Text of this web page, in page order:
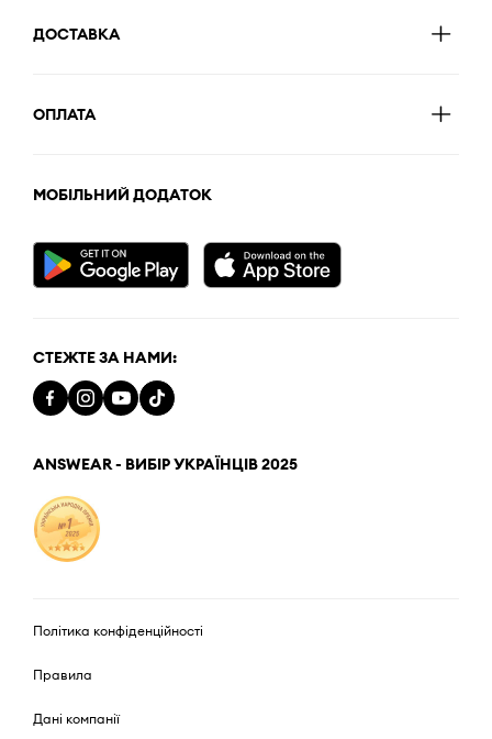
ДОСТАВКА
ОПЛАТА
МОБІЛЬНИЙ ДОДАТОК
СТЕЖТЕ ЗА НАМИ:
ANSWEAR - ВИБІР УКРАЇНЦІВ 2025
Політика конфіденційності
Правила
Дані компанії